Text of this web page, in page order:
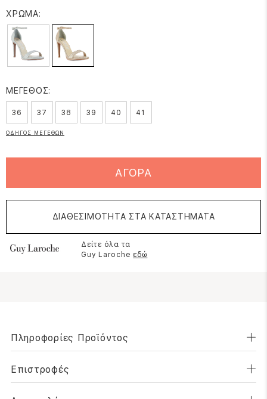
ΧΡΩΜΑ:
ΜΕΓΕΘΟΣ:
36 37 38 39 40 41
ΟΔΗΓΟΣ ΜΕΓΕΘΩΝ
ΑΓΟΡΑ
ΔΙΑΘΕΣΙΜΟΤΗΤΑ ΣΤΑ ΚΑΤΑΣΤΗΜΑΤΑ
Δείτε όλα τα
Guy Laroche εδώ
Πληροφορίες Προϊόντος
Επιστροφές